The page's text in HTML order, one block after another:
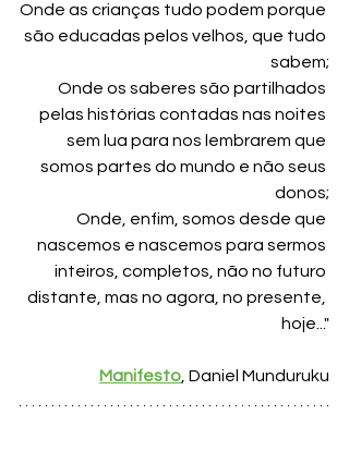
Onde as crianças tudo podem porque
são educadas pelos velhos, que tudo
sabem;
Onde os saberes são partilhados
pelas histórias contadas nas noites
sem lua para nos lembrarem que
somos partes do mundo e não seus
donos;
Onde, enfim, somos desde que
nascemos e nascemos para sermos
inteiros, completos, não no futuro
distante, mas no agora, no presente,
hoje..."
Manifesto , Daniel Munduruku